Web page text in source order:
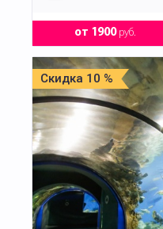
от 1900руб.
Скидка 10 %